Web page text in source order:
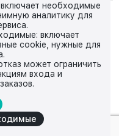
данный интернет-сайт,
и ценах,
условиях не
положениями
Федерации.
с сайта возможно
включает необходимые
аналитику для
включает
cookie, нужные для
может ограничить
входа и